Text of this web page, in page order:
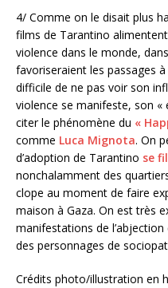
4/ Comme on le disait plus
films de Tarantino
violence dans le monde,
favoriseraient les passages
difficile de ne pas voir son
violence se manifeste, son
citer le phénomène du «
comme Luca Mignota. On
d’adoption de Tarantino se
nonchalamment des
clope au moment de faire
maison à Gaza. On est très
manifestations de
des personnages de
Crédits photo/illustration en